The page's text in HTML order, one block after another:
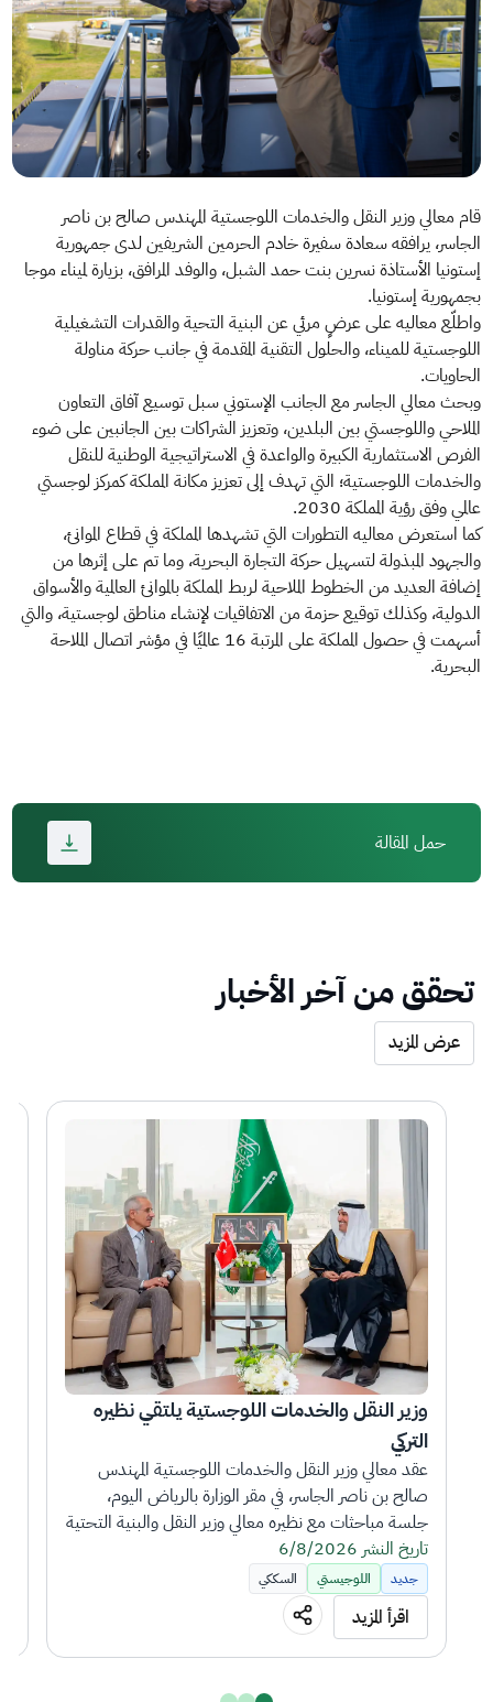
قام معالي وزير النقل والخدمات اللوجستية المهندس صالح بن ناصر
الجاسر، يرافقه سعادة سفيرة خادم الحرمين الشريفين لدى جمهورية
إستونيا الأستاذة نسرين بنت حمد الشبل، والوفد المرافق، بزيارة لميناء موجا
بجمهورية إستونيا.
واطلّع معاليه على عرضٍ مرئي عن البنية التحية والقدرات التشغيلية
اللوجستية للميناء، والحلول التقنية المقدمة في جانب حركة مناولة
الحاويات.
وبحث معالي الجاسر مع الجانب الإستوني سبل توسيع آفاق التعاون
الملاحي واللوجستي بين البلدين، وتعزيز الشراكات بين الجانبين على ضوء
الفرص الاستثمارية الكبيرة والواعدة في الاستراتيجية الوطنية للنقل
والخدمات اللوجستية؛ التي تهدف إلى تعزيز مكانة المملكة كمركز لوجستي
عالمي وفق رؤية المملكة 2030.
كما استعرض معاليه التطورات التي تشهدها المملكة في قطاع الموانئ،
والجهود المبذولة لتسهيل حركة التجارة البحرية، وما تم على إثرها من
إضافة العديد من الخطوط الملاحية لربط المملكة بالموانئ العالمية والأسواق
الدولية، وكذلك توقيع حزمة من الاتفاقيات لإنشاء مناطق لوجستية، والتي
أسهمت في حصول المملكة على المرتبة 16 عالميًا في مؤشر اتصال الملاحة
البحرية.
حمل المقالة
تحقق من آخر الأخبار
عرض المزيد
التركي
وفد رفيع المستوى.
بين البلدين في مجالات النقل والخدمات اللوجستية،
تاريخ النشر 6/8/2026
جديد اللوجيستي السككي
اقرأ المزيد